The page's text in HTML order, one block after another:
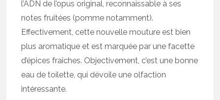
l’ADN de l’opus original, reconnaissable à ses
notes fruitées (pomme notamment).
Effectivement, cette nouvelle mouture est bien
plus aromatique et est marquée par une facette
d’épices fraîches. Objectivement, c’est une bonne
eau de toilette, qui dévoile une olfaction
intéressante.